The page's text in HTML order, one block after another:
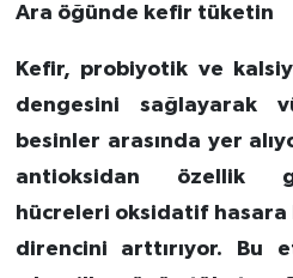
Ara öğünde kefir tüketin
Kefir, probiyotik ve
dengesini sağlayarak
besinler arasında yer
antioksidan özellik
hücreleri oksidatif hasara
direncini arttırıyor. Bu